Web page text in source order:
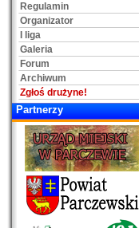
Regulamin
Organizator
I liga
Galeria
Forum
Archiwum
Zgłoś drużyne!
Partnerzy